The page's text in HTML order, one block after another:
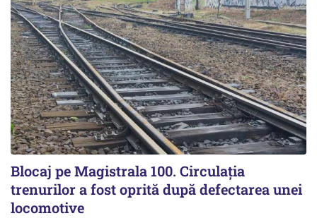
Blocaj pe Magistrala 100. Circulația
trenurilor a fost oprită după defectarea unei
locomotive